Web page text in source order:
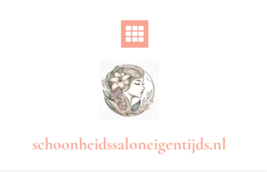
schoonheidssaloneigentijds.nl